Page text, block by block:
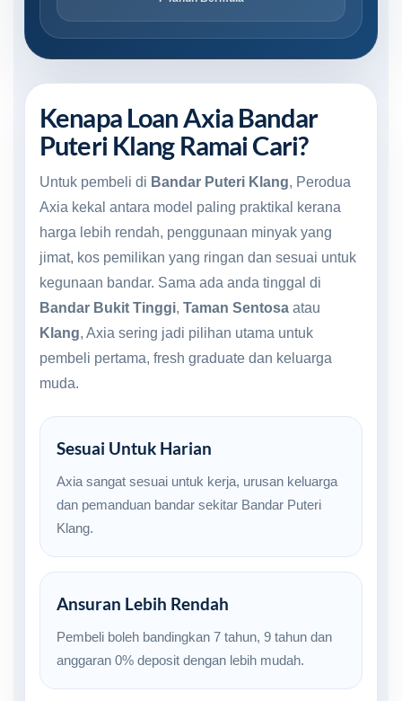
Kenapa Loan Axia Bandar
Puteri Klang Ramai Cari?
Untuk pembeli di Bandar Puteri Klang, Perodua
Axia kekal antara model paling praktikal kerana
harga lebih rendah, penggunaan minyak yang
jimat, kos pemilikan yang ringan dan sesuai untuk
kegunaan bandar. Sama ada anda tinggal di
Bandar Bukit Tinggi, Taman Sentosa atau
Klang, Axia sering jadi pilihan utama untuk
pembeli pertama, fresh graduate dan keluarga
muda.
Sesuai Untuk Harian
Axia sangat sesuai untuk kerja, urusan keluarga
dan pemanduan bandar sekitar Bandar Puteri
Klang.
Ansuran Lebih Rendah
Pembeli boleh bandingkan 7 tahun, 9 tahun dan
anggaran 0% deposit dengan lebih mudah.